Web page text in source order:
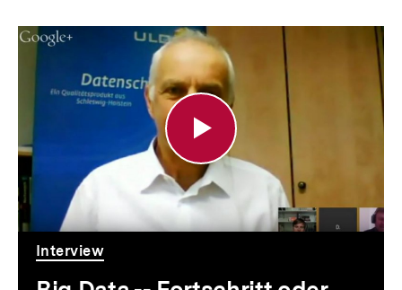
Big
Data
-
Fortschritt
oder
Kontrollverlust?
Interview